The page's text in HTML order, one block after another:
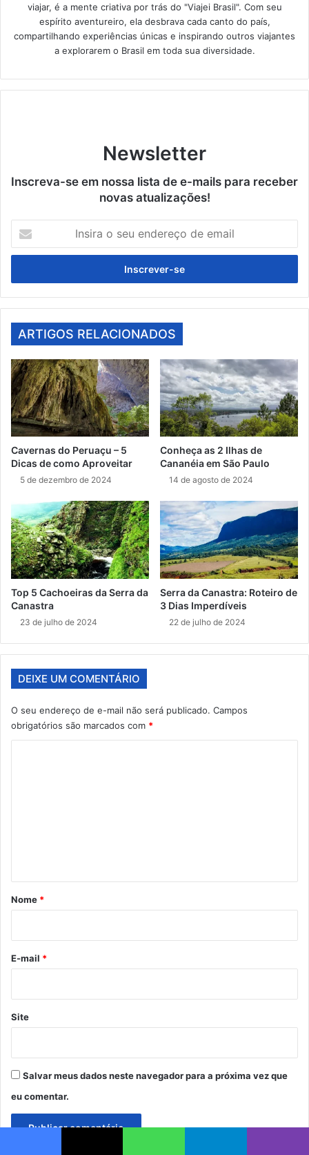
viajar, é a mente criativa por trás do "Viajei Brasil". Com seu
espírito aventureiro, ela desbrava cada canto do país,
compartilhando experiências únicas e inspirando outros viajantes
a explorarem o Brasil em toda sua diversidade.
Newsletter
Inscreva-se em nossa lista de e-mails para receber
novas atualizações!
seu
de
email
ARTIGOS RELACIONADOS
Cavernas do Peruaçu – 5
Dicas de como Aproveitar
5 de dezembro de 2024
Conheça as 2 Ilhas de
Cananéia em São Paulo
14 de agosto de 2024
Top 5 Cachoeiras da Serra da
Canastra
23 de julho de 2024
Serra da Canastra: Roteiro de
3 Dias Imperdíveis
22 de julho de 2024
DEIXE UM COMENTÁRIO
O seu endereço de e-mail não será publicado. Campos
obrigatórios são marcados com *
r
*
Nome *
E-mail *
Site
Salvar meus dados neste navegador para a próxima vez que
eu comentar.